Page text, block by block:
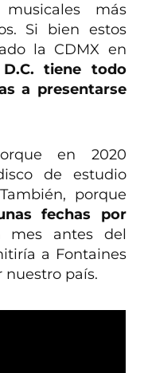
más
Si bien estos
la CDMX en
tiene todo
a presentarse
en 2020
de estudio
porque
fechas por
mes antes del
a Fontaines
nuestro país.